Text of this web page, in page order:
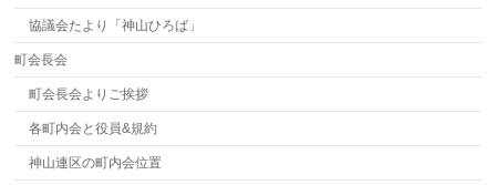
協議会たより「神山ひろば」
町会長会
町会長会よりご挨拶
各町内会と役員&規約
神山連区の町内会位置